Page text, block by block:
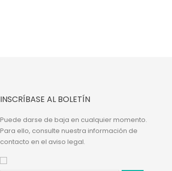
INSCRÍBASE AL BOLETÍN
Puede darse de baja en cualquier momento.
Para ello, consulte nuestra información de
contacto en el aviso legal.